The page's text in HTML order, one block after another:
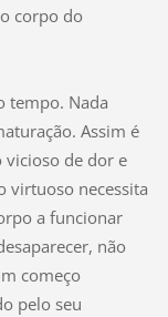
corpo do
tempo. Nada
Assim é
vicioso de dor e
virtuoso necessita
a funcionar
não
começo
pelo seu